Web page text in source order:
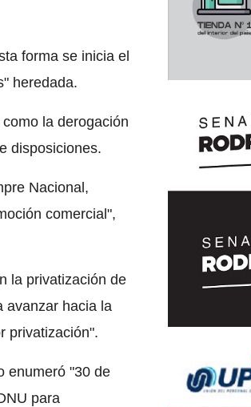
forma se inicia el
heredada.
la derogación
disposiciones.
Nacional,
comercial",
la privatización de
avanzar hacia la
privatización".
enumeró "30 de
para